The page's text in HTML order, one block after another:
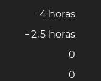
−4 horas
−2,5 horas
0
0